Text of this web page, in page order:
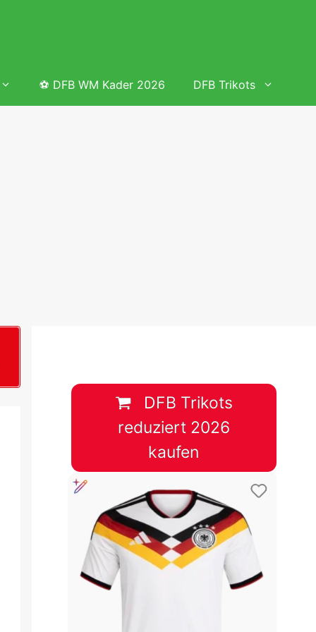
&
&
Tabelle
Tabelle
Tabelle
⚽ DFB WM Kader 2026 DFB Trikots
DFB Trikots
reduziert 2026
kaufen